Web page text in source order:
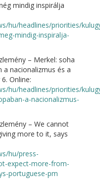
mindig inspirálja
hu/headlines/priorities/
mindig-inspiralja-
– Merkel: soha
nacionalizmus és a
Online:
hu/headlines/priorities/
a-nacionalizmus-
– We cannot
more to it, says
hu/press-
expect-more-from-
portuguese-pm